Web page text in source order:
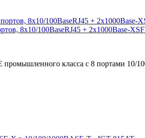
8x10/100BaseRJ45 + 2x1000Base-
класса с 8 портами 10/